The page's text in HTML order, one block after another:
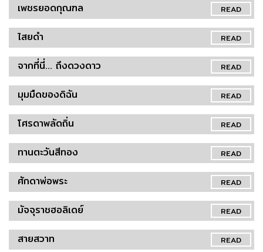
READ
เพชรยอดกุณฑล
READ
ไสยดำ
READ
จากที่นี่... ถึงดวงดาว
READ
มุมมืดของดิฉัน
READ
โศรดาพลัดถิ่น
READ
ทานตะวันสีทอง
READ
ศักดาพ่อพระ
READ
มัจจุราชฮอลิเดย์
READ
สายสวาท